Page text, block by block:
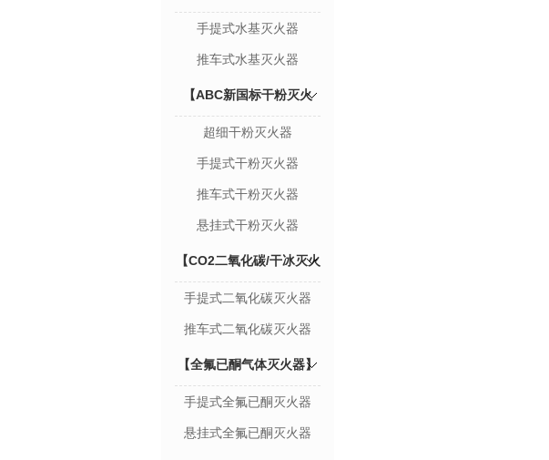
手提式水基灭火器
推车式水基灭火器
【ABC新国标干粉灭火
器】
超细干粉灭火器
手提式干粉灭火器
推车式干粉灭火器
悬挂式干粉灭火器
【CO2二氧化碳/干冰灭火
器】
手提式二氧化碳灭火器
推车式二氧化碳灭火器
【全氟已酮气体灭火器】
手提式全氟已酮灭火器
悬挂式全氟已酮灭火器